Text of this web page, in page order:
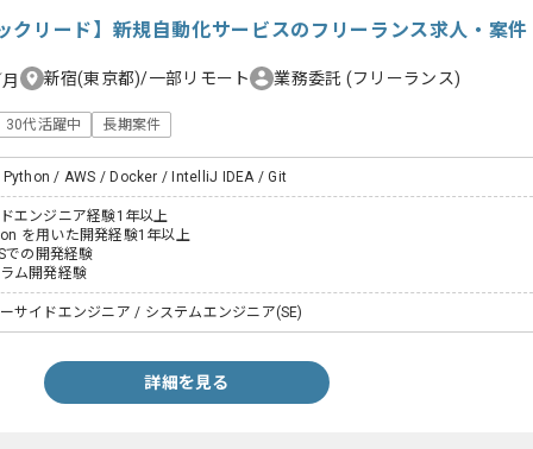
クリード】新規自動化サービスのフリーランス求人・案件
新宿(東京都)/一部リモート 業務委託 (フリーランス)
30代活躍中 長期案件
/ AWS / Docker / IntelliJ IDEA / Git
ドエンジニア経験1年以上
を用いた開発経験1年以上
での開発経験
ム開発経験
サイドエンジニア / システムエンジニア(SE)
詳細を見る